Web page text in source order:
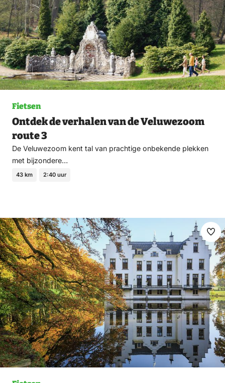
Fietsen
Ontdek de verhalen van de Veluwezoom
route 3
De Veluwezoom kent tal van prachtige onbekende plekken
met bijzondere…
43 km 2:40 uur